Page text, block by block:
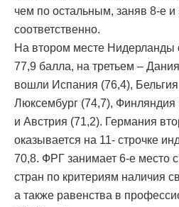
чем по остальным, заняв 8-е и
соответственно.
На втором месте Нидерланды
77,9 балла, на третьем –
вошли Испания (76,4),
Люксембург (74,7),
и Австрия (71,2). Германия
оказывается на 11- строчке
70,8. ФРГ занимает 6-е место
стран по критериям наличия
а также равенства в